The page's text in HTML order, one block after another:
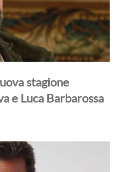
stagione
e Luca Barbarossa